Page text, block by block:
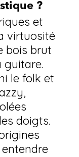
?
et
virtuosité
bois brut
guitare.
le folk et
doigts.